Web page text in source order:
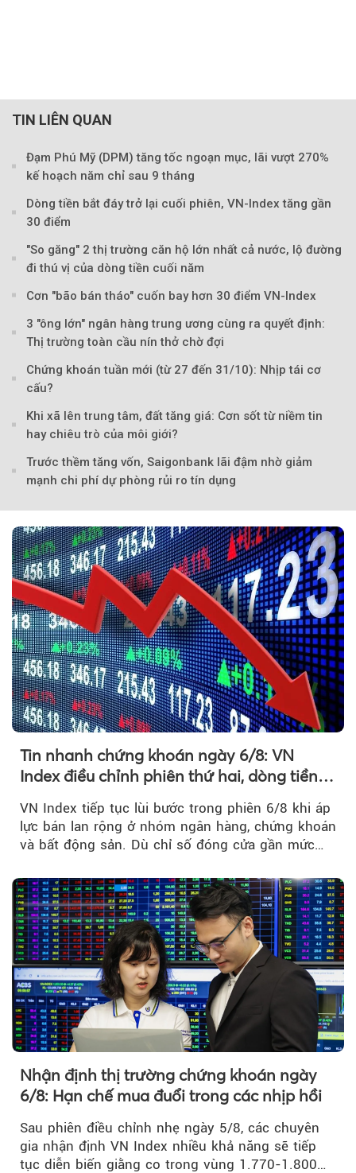
TIN LIÊN QUAN
Đạm Phú Mỹ (DPM) tăng tốc ngoạn mục, lãi vượt 270%
kế hoạch năm chỉ sau 9 tháng
Dòng tiền bắt đáy trở lại cuối phiên, VN-Index tăng gần
30 điểm
"So găng" 2 thị trường căn hộ lớn nhất cả nước, lộ đường
đi thú vị của dòng tiền cuối năm
Cơn "bão bán tháo" cuốn bay hơn 30 điểm VN-Index
3 "ông lớn" ngân hàng trung ương cùng ra quyết định:
Thị trường toàn cầu nín thở chờ đợi
Chứng khoán tuần mới (từ 27 đến 31/10): Nhịp tái cơ
cấu?
Khi xã lên trung tâm, đất tăng giá: Cơn sốt từ niềm tin
hay chiêu trò của môi giới?
Trước thềm tăng vốn, Saigonbank lãi đậm nhờ giảm
mạnh chi phí dự phòng rủi ro tín dụng
Tin nhanh chứng khoán ngày 6/8: VN
Index điều chỉnh phiên thứ hai, dòng tiền
VN Index tiếp tục lùi bước trong phiên 6/8 khi áp
lực bán lan rộng ở nhóm ngân hàng, chứng khoán
và bất động sản. Dù chỉ số đóng cửa gần mức
Nhận định thị trường chứng khoán ngày
6/8: Hạn chế mua đuổi trong các nhịp hồi
Sau phiên điều chỉnh nhẹ ngày 5/8, các chuyên
gia nhận định VN Index nhiều khả năng sẽ tiếp
tục diễn biến giằng co trong vùng 1.770-1.800